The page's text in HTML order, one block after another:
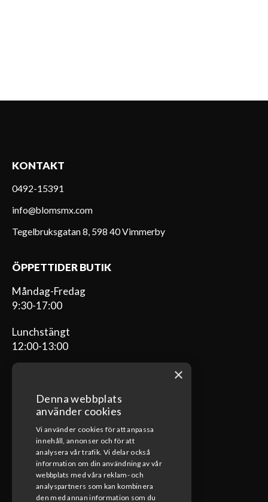
KONTAKT
0492-15391
info@blomsmx.com
Tegelbruksgatan 8, 598 40 Vimmerby
ÖPPETTIDER BUTIK
Måndag-Fredag
9:30-17:00
Lunchstängt
12:00-13:00
ÖPPETTIDER VERKSTAD
Måndag-Fredag
08:00-17:00
Lunchstängt
12:00-13:00
×
Denna webbplats
använder cookies
Vi använder cookies för att anpassa
innehåll, annonser och för att
analysera vår trafik. Vi delar också
information om din användning av vår
webbplats med våra reklam- och
analyspartners som kan kombinera
den med annan information som du